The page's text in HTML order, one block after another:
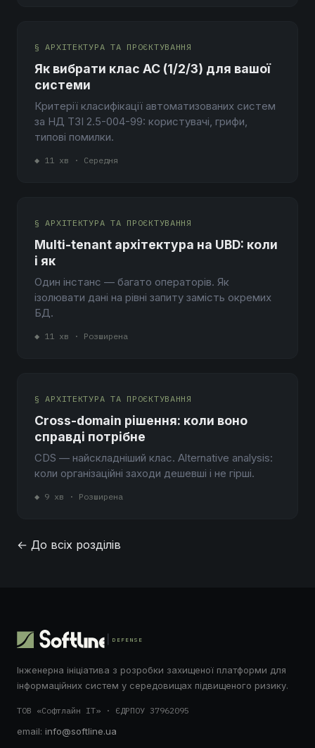
§ АРХІТЕКТУРА ТА ПРОЄКТУВАННЯ
Як вибрати клас АС (1/2/3) для вашої
системи
Критерії класифікації автоматизованих систем
за НД ТЗІ 2.5-004-99: користувачі, грифи,
типові помилки.
◆ 11 хв · Середня
§ АРХІТЕКТУРА ТА ПРОЄКТУВАННЯ
Multi-tenant архітектура на UBD: коли
і як
Один інстанс — багато операторів. Як
ізолювати дані на рівні запиту замість окремих
БД.
◆ 11 хв · Розширена
§ АРХІТЕКТУРА ТА ПРОЄКТУВАННЯ
Cross-domain рішення: коли воно
справді потрібне
CDS — найскладніший клас. Alternative analysis:
коли організаційні заходи дешевші і не гірші.
◆ 9 хв · Розширена
← До всіх розділів
DEFENSE
Інженерна ініціатива з розробки захищеної платформи для
інформаційних систем у середовищах підвищеного ризику.
ТОВ «Софтлайн ІТ» · ЄДРПОУ 37962095
email: info@softline.ua